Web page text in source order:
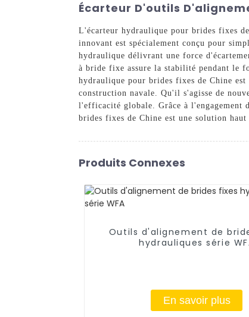
Écarteur D'outils
L'écarteur hydraulique pour brides fixes
innovant est spécialement conçu pour
hydraulique délivrant une force
à bride fixe assure la stabilité pendant le
hydraulique pour brides fixes de Chine
construction navale. Qu'il s'agisse de
l'efficacité globale. Grâce à l'engagement
brides fixes de Chine est une solution haut
Produits Connexes
Outils d'alignement de
hydrauliques série
En savoir plus